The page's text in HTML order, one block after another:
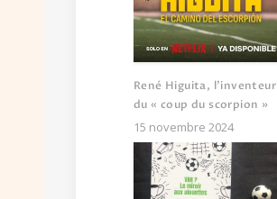
René Higuita, l’inventeur
du « coup du scorpion »
15 novembre 2024